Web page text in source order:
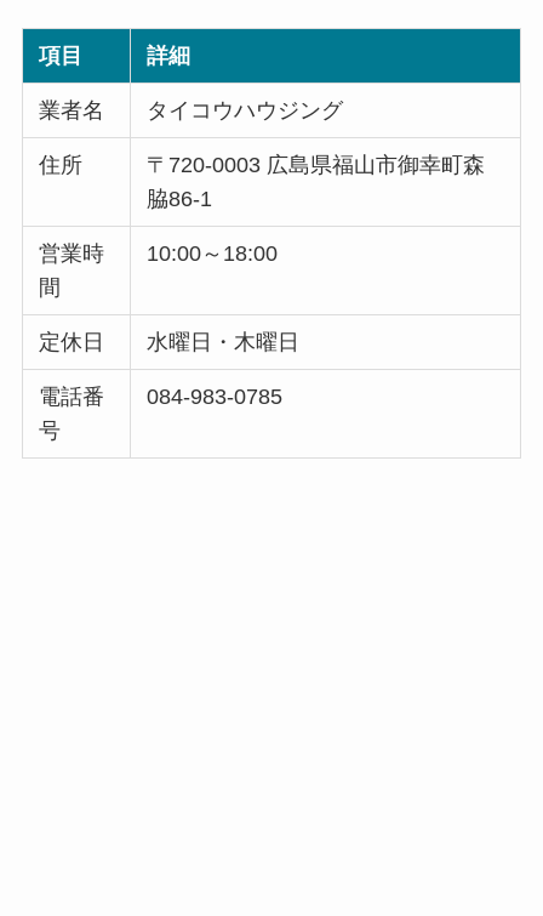
項目 詳細
業者名 タイコウハウジング
住所
〒720-0003 広島県福山市御幸町森
脇86-1
営業時
間
10:00～18:00
定休日 水曜日・木曜日
電話番
号
084-983-0785